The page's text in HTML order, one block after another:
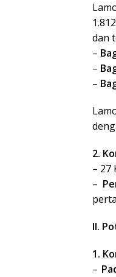
dan
–
–
–
2.
– 27
–
II.
1.
–